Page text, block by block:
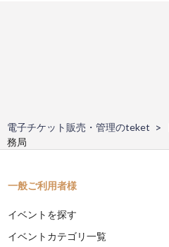
電子チケット販売・管理のteket
務局
一般ご利用者様
イベントを探す
イベントカテゴリ一覧